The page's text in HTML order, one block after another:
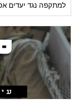
למתקפה נגד יעדים